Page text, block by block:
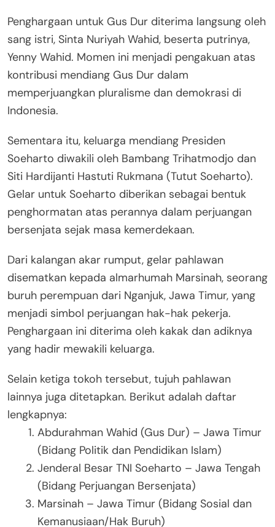
Penghargaan untuk Gus Dur diterima langsung oleh
sang istri, Sinta Nuriyah Wahid, beserta putrinya,
Yenny Wahid. Momen ini menjadi pengakuan atas
kontribusi mendiang Gus Dur dalam
memperjuangkan pluralisme dan demokrasi di
Indonesia.
Sementara itu, keluarga mendiang Presiden
Soeharto diwakili oleh Bambang Trihatmodjo dan
Siti Hardijanti Hastuti Rukmana (Tutut Soeharto).
Gelar untuk Soeharto diberikan sebagai bentuk
penghormatan atas perannya dalam perjuangan
bersenjata sejak masa kemerdekaan.
Dari kalangan akar rumput, gelar pahlawan
disematkan kepada almarhumah Marsinah, seorang
buruh perempuan dari Nganjuk, Jawa Timur, yang
menjadi simbol perjuangan hak-hak pekerja.
Penghargaan ini diterima oleh kakak dan adiknya
yang hadir mewakili keluarga.
Selain ketiga tokoh tersebut, tujuh pahlawan
lainnya juga ditetapkan. Berikut adalah daftar
lengkapnya:
Abdurahman Wahid (Gus Dur) – Jawa Timur
(Bidang Politik dan Pendidikan Islam)
Jenderal Besar TNI Soeharto – Jawa Tengah
(Bidang Perjuangan Bersenjata)
Marsinah – Jawa Timur (Bidang Sosial dan
Kemanusiaan/Hak Buruh)